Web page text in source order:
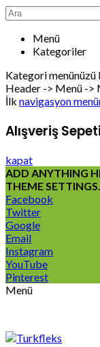
Menü
Kategoriler
Kategori menünüzü
Header -> Menü -
İlk navigasyon
Alışveriş Sepeti
kapat
ADD ANYTHING
THEME
Facebook
Twitter
Google
Email
Instagram
YouTube
Pinterest
Menü